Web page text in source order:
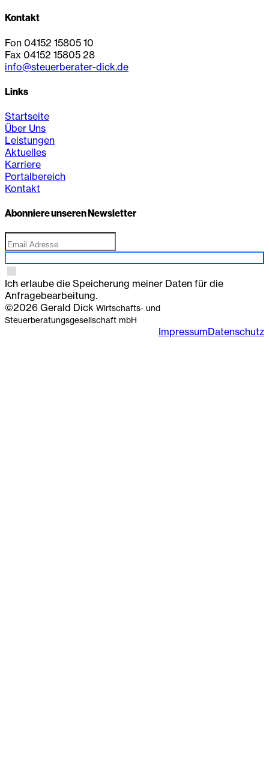
Kontakt
Fon 04152 15805 10
Fax 04152 15805 28
info@steuerberater-dick.de
Links
Startseite
Über Uns
Leistungen
Aktuelles
Karriere
Portalbereich
Kontakt
Abonniere unseren Newsletter
Ich erlaube die Speicherung meiner Daten für die
Anfragebearbeitung.
©2026 Gerald Dick Wirtschafts- und
Steuerberatungsgesellschaft mbH
ImpressumDatenschutz